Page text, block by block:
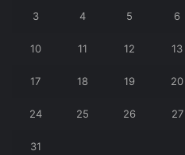
3 4 5 6
10 11 12 13
17 18 19 20
24 25 26 27
31